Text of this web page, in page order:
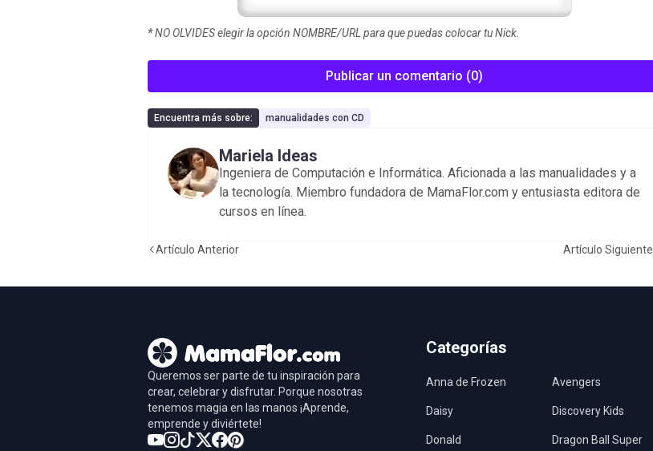
*NO OLVIDES elegir la opción NOMBRE/URL para que puedas colocar tu Nick.
Publicar un comentario (0)
Encuentra más sobre: manualidades con CD
Mariela Ideas
Ingeniera de Computación e Informática. Aficionada a las manualidades y a
la tecnología. Miembro fundadora de MamaFlor.com y entusiasta editora de
cursos en línea.
Artículo Anterior Artículo Siguiente
Queremos ser parte de tu inspiración para
crear, celebrar y disfrutar. Porque nosotras
tenemos magia en las manos ¡Aprende,
emprende y diviértete!
Categorías
Anna de Frozen Avengers
Daisy Discovery Kids
Donald Dragon Ball Super